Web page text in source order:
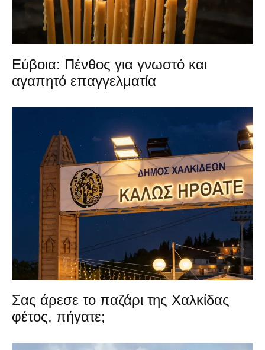
Εύβοια: Πένθος για γνωστό και
αγαπητό επαγγελματία
Σας άρεσε το παζάρι της Χαλκίδας
φέτος, πήγατε;